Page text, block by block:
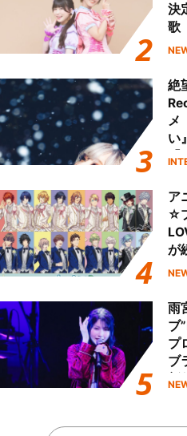
決
歌
え
絶
メ
い
「
ア
☆
が
雨
ブ
プ
ブ
新